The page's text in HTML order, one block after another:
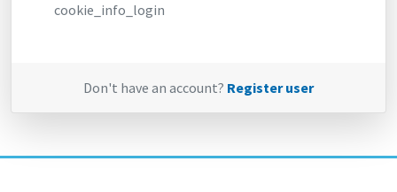
cookie_info_login
Don't have an account? Register user